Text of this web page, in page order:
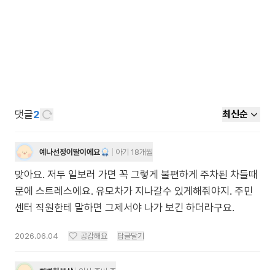
댓글2 최신순
예나선정이딸이에요 아기 18개월
맞아요. 저두 일보러 가면 꼭 그렇게 불편하게 주차된 차들때
문에 스트레스에요. 유모차가 지나갈수 있게해줘야지. 주민
센터 직원한테 말하면 그제서야 나가 보긴 하더라구요.
2026.06.04 공감해요 답글달기